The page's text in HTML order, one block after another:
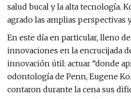
salud bucal y la alta tecnología.
agrado las amplias perspectivas
En este día en particular, lleno
innovaciones en la encrucijada
innovación útil: actuar “donde
odontología de Penn, Eugene
contaron durante la cena sus